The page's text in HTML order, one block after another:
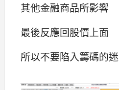
其他金融商品所影響
最後反應回股價上面
所以不要陷入籌碼的